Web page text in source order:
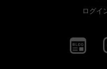
ログイ